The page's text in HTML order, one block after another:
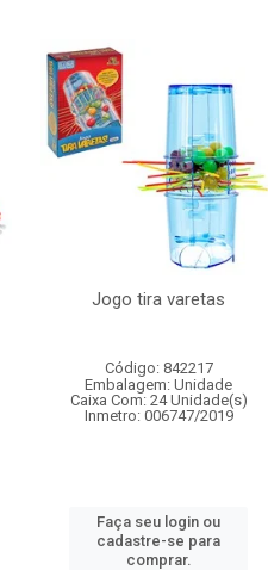
Jogo tira varetas
Código: 842217
Embalagem: Unidade
Caixa Com: 24 Unidade(s)
Inmetro: 006747/2019
Faça seu login ou
cadastre-se para
comprar.